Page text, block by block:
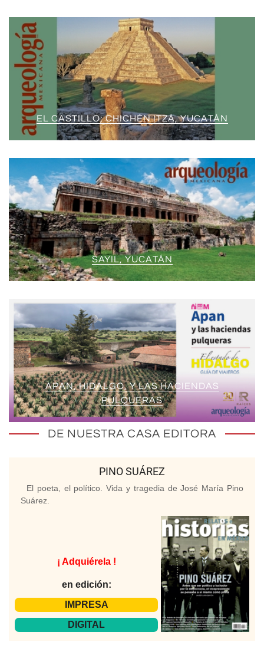
EL CASTILLO; CHICHÉN ITZÁ, YUCATÁN
SAYIL, YUCATÁN
APAN, HIDALGO, Y LAS HACIENDAS
PULQUERAS
DE NUESTRA CASA EDITORA
PINO SUÁREZ
El poeta, el político. Vida y tragedia de José María Pino
Suárez.
¡ Adquiérela !
en edición:
IMPRESA
DIGITAL